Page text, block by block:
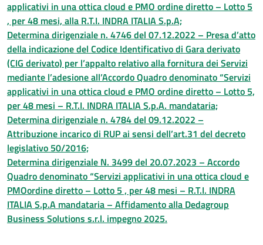
applicativi in una ottica cloud e PMO ordine diretto – Lotto 5
, per 48 mesi, alla R.T.I. INDRA ITALIA S.p.A;
Determina dirigenziale n. 4746 del 07.12.2022 – Presa d’atto
della indicazione del Codice Identificativo di Gara derivato
(CIG derivato) per l’appalto relativo alla fornitura dei Servizi
mediante l’adesione all’Accordo Quadro denominato “Servizi
applicativi in una ottica cloud e PMO ordine diretto – Lotto 5,
per 48 mesi – R.T.I. INDRA ITALIA S.p.A. mandataria;
Determina dirigenziale n. 4784 del 09.12.2022 –
Attribuzione incarico di RUP ai sensi dell’art.31 del decreto
legislativo 50/2016;
Determina dirigenziale N. 3499 del 20.07.2023 – Accordo
Quadro denominato “Servizi applicativi in una ottica cloud e
PMOordine diretto – Lotto 5 , per 48 mesi – R.T.I. INDRA
ITALIA S.p.A mandataria – Affidamento alla Dedagroup
Business Solutions s.r.l. impegno 2025.